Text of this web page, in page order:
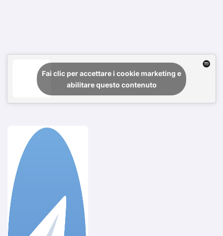
Fai clic per accettare i cookie marketing e
abilitare questo contenuto